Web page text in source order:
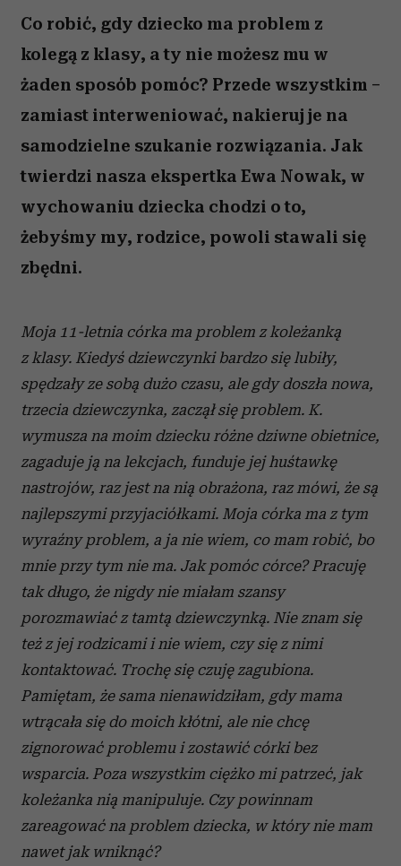
Co robić, gdy dziecko ma problem z
kolegą z klasy, a ty nie możesz mu w
żaden sposób pomóc? Przede wszystkim –
zamiast interweniować, nakieruj je na
samodzielne szukanie rozwiązania. Jak
twierdzi nasza ekspertka Ewa Nowak, w
wychowaniu dziecka chodzi o to,
żebyśmy my, rodzice, powoli stawali się
zbędni.
Moja 11-letnia córka ma problem z koleżanką
z klasy. Kiedyś dziewczynki bardzo się lubiły,
spędzały ze sobą dużo czasu, ale gdy doszła nowa,
trzecia dziewczynka, zaczął się problem. K.
wymusza na moim dziecku różne dziwne obietnice,
zagaduje ją na lekcjach, funduje jej huśtawkę
nastrojów, raz jest na nią obrażona, raz mówi, że są
najlepszymi przyjaciółkami. Moja córka ma z tym
wyraźny problem, a ja nie wiem, co mam robić, bo
mnie przy tym nie ma. Jak pomóc córce? Pracuję
tak długo, że nigdy nie miałam szansy
porozmawiać z tamtą dziewczynką. Nie znam się
też z jej rodzicami i nie wiem, czy się z nimi
kontaktować. Trochę się czuję zagubiona.
Pamiętam, że sama nienawidziłam, gdy mama
wtrącała się do moich kłótni, ale nie chcę
zignorować problemu i zostawić córki bez
wsparcia. Poza wszystkim ciężko mi patrzeć, jak
koleżanka nią manipuluje. Czy powinnam
zareagować na problem dziecka, w który nie mam
nawet jak wniknąć?